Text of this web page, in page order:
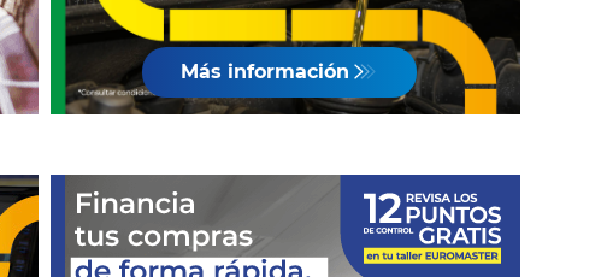
Más información